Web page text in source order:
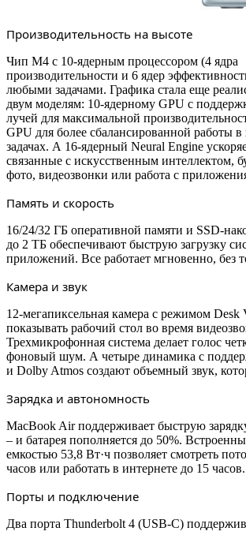
Производительность на высоте
Чип M4 с 10-ядерным процессором (4 ядра
производительности и 6 ядер
любыми задачами. Графика стала еще
двум моделям: 10-ядерному GPU с
лучей для максимальной
GPU для более сбалансированной работы
задачах. А 16-ядерный Neural Engine
связанные с искусственным интеллектом,
фото, видеозвонки или работа с
Память и скорость
16/24/32 ГБ оперативной памяти и SSD-
до 2 ТБ обеспечивают быструю загрузку
приложений. Все работает мгновенно, без
Камера и звук
12-мегапиксельная камера с режимом Desk
показывать рабочий стол во время
Трехмикрофонная система делает голос
фоновый шум. А четыре динамика с
и Dolby Atmos создают объемный звук,
Зарядка и автономность
MacBook Air поддерживает быструю
– и батарея пополняется до 50%.
емкостью 53,8 Вт·ч позволяет смотреть
часов или работать в интернете до 15 часов.
Порты и подключение
Два порта Thunderbolt 4 (USB-C)